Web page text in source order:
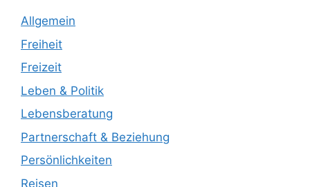
Allgemein
Freiheit
Freizeit
Leben & Politik
Lebensberatung
Partnerschaft & Beziehung
Persönlichkeiten
Reisen